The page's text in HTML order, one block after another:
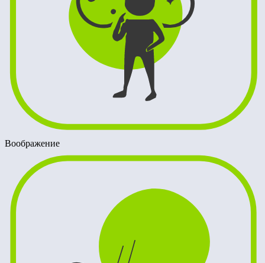
Воображение